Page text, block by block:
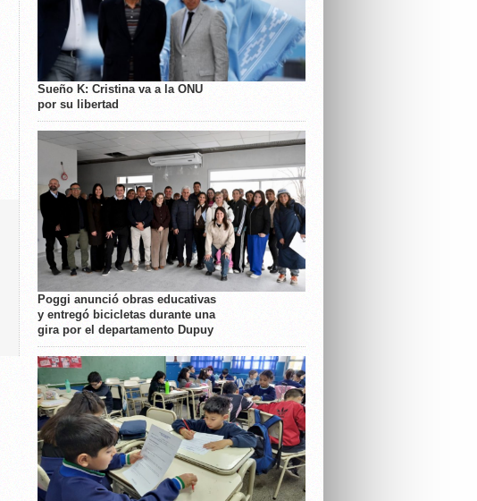
Sueño K: Cristina va a la ONU
por su libertad
Poggi anunció obras educativas
y entregó bicicletas durante una
gira por el departamento Dupuy